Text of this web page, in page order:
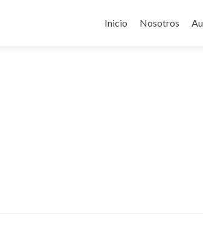
al
Inicio Nosotros